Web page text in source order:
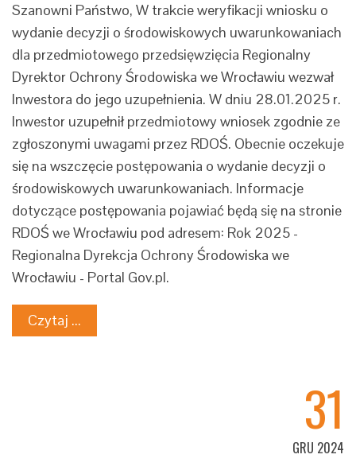
Szanowni Państwo, W trakcie weryfikacji wniosku o
wydanie decyzji o środowiskowych uwarunkowaniach
dla przedmiotowego przedsięwzięcia Regionalny
Dyrektor Ochrony Środowiska we Wrocławiu wezwał
Inwestora do jego uzupełnienia. W dniu 28.01.2025 r.
Inwestor uzupełnił przedmiotowy wniosek zgodnie ze
zgłoszonymi uwagami przez RDOŚ. Obecnie oczekuje
się na wszczęcie postępowania o wydanie decyzji o
środowiskowych uwarunkowaniach. Informacje
dotyczące postępowania pojawiać będą się na stronie
RDOŚ we Wrocławiu pod adresem: Rok 2025 -
Regionalna Dyrekcja Ochrony Środowiska we
Wrocławiu - Portal Gov.pl.
Czytaj ...
31
GRU 2024